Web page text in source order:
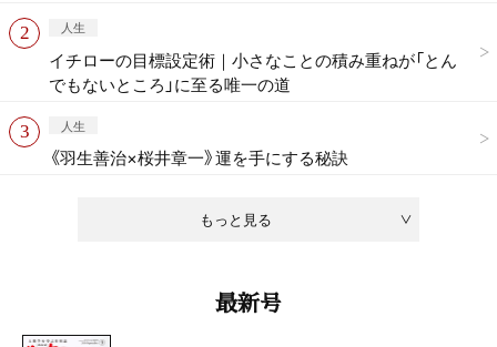
もっと見る
人生
イチローの目標設定術｜小さなことの積み重ねが「とん
でもないところ」に至る唯一の道
人生
《羽生善治×桜井章一》運を手にする秘訣
最新号